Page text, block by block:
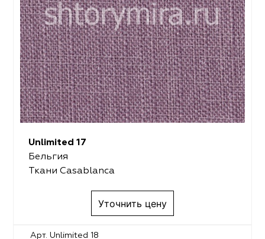
Unlimited 17
Бельгия
Ткани Casablanca
Уточнить цену
Арт. Unlimited 18